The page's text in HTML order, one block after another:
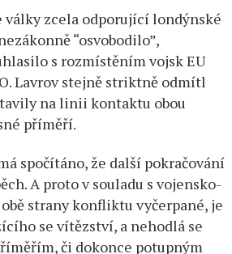
zcela odporující londýnské
“osvobodilo”,
s rozmístěním vojsk EU
Lavrov stejně striktně odmítl
na linii kontaktu obou
příměří.
spočítáno, že další pokračování
A proto v souladu s vojensko-
strany konfliktu vyčerpané, je
se vítězství, a nehodlá se
či dokonce potupným